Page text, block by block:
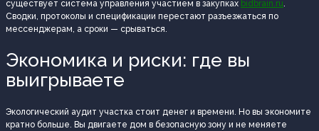
существует система управления участием в закупках bidbrain.ru.
Сводки, протоколы и спецификации перестают разъезжаться по
мессенджерам, а сроки — срываться.
Экономика и риски: где вы
выигрываете
Экологический аудит участка стоит денег и времени. Но вы экономите
кратно больше. Вы двигаете дом в безопасную зону и не меняете